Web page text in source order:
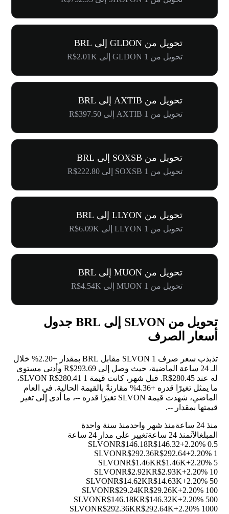
تحويل من GLDON إلى BRL
تحويل من 1 GLDON إلى R$2.01K
تحويل من AXTIB إلى BRL
تحويل من 1 AXTIB إلى R$397.50
تحويل من SOXSB إلى BRL
تحويل من 1 SOXSB إلى R$222.80
تحويل من LLYON إلى BRL
تحويل من 1 LLYON إلى R$6.09K
تحويل من MUON إلى BRL
تحويل من 1 MUON إلى R$4.54K
تحويل من SLVON إلى BRL جدول
أسعار الصرف
تذبذب سعر صرف 1 SLVON مقابل BRL بمقدار +2.20%
خلال
الـ 24 ساعة الماضية، حيث وصل إلى R$293.69 وأدنى مستوى
له عند R$280.45. قبل شهر، كانت قيمة 1 SLVON R$280.41،
ما يمثل تغيرًا قدره +4.36%
مقارنةً بالقيمة الحالية. في العام
الماضي، شهدت قيمة SLVON تغيرًا قدره
--، ما أدى إلى تغير
قيمتها بمقدار --
.
منذ 24 ساعة منذ شهر واحدمنذ سنة واحدة
المبلغالآنمنذ 24 ساعة
تغيير على مدار 24 ساعة
0.5 SLVON
R$146.18R$146.32+2.20%
1 SLVON
R$292.36R$292.64+2.20%
5 SLVON
R$1.46KR$1.46K+2.20%
10 SLVON
R$2.92KR$2.93K+2.20%
50 SLVON
R$14.62KR$14.63K+2.20%
100 SLVON
R$29.24KR$29.26K+2.20%
500 SLVON
R$146.18KR$146.32K+2.20%
1000 SLVON
R$292.36KR$292.64K+2.20%